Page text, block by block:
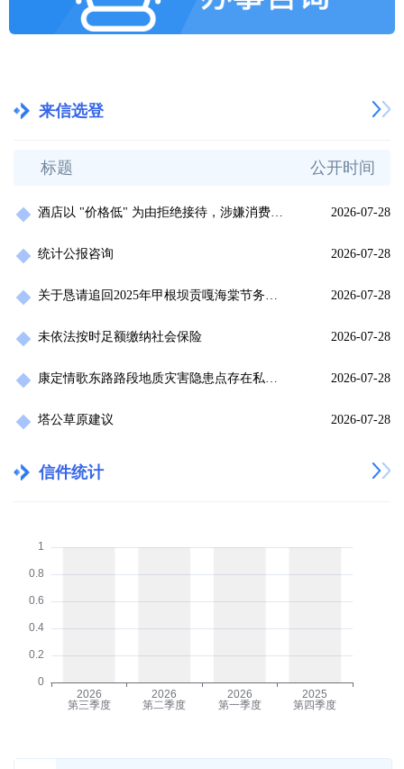
来信选登
标题 公开时间
酒店以 "价格低" 为由拒绝接待，涉嫌消费欺诈，侵害消费者合法权益 2026-07-28
统计公报咨询 2026-07-28
关于恳请追回2025年甲根坝贡嘎海棠节务工费用的求助信 2026-07-28
未依法按时足额缴纳社会保险 2026-07-28
康定情歌东路路段地质灾害隐患点存在私搭帐篷，乱停车情况 2026-07-28
塔公草原建议 2026-07-28
信件统计